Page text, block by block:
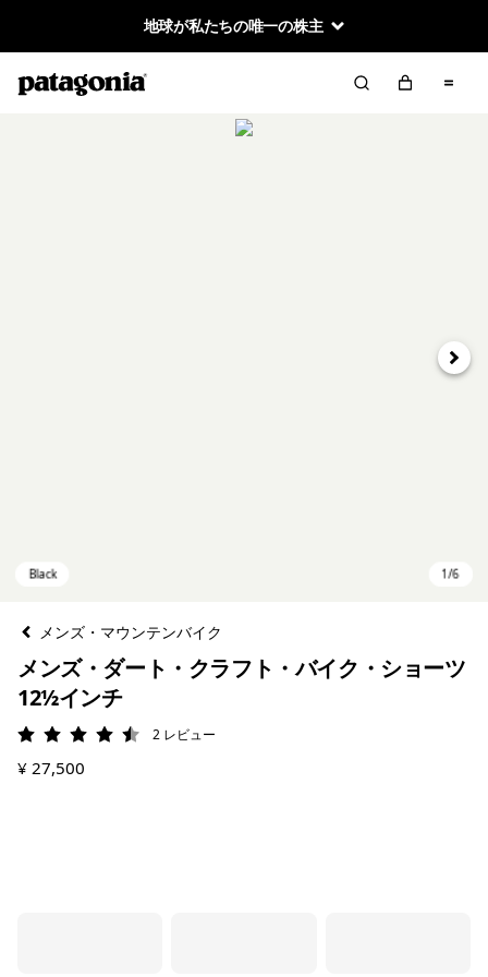
地球が私たちの唯一の株主
次へ
メンズ・マウンテンバイク
メンズ・ダート・クラフト・バイク・ショーツ
12½インチ
評価: 4.5 / 5
2 レビュー
¥ 27,500